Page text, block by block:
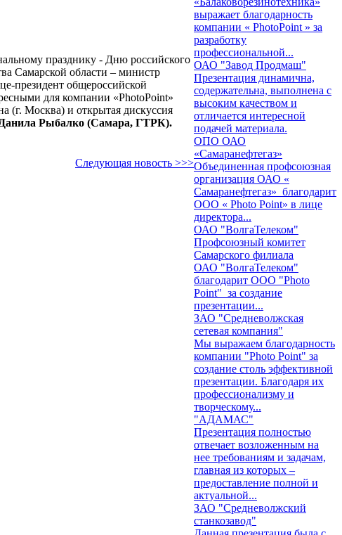
празднику - Дню российского
Самарской области – министр
президент общероссийской
для компании «PhotoPoint»
(г. Москва) и открытая дискуссия
Рыбалко (Самара, ГТРК).
Следующая новость >>>
выражает благодарность
компании « PhotoPoint » за
разработку
профессиональной...
ОАО "Завод Продмаш"
Презентация динамична,
содержательна, выполнена с
высоким качеством и
отличается интересной
подачей материала.
ОПО ОАО
«Самаранефтегаз»
Объединенная профсоюзная
организация ОАО «
Самаранефтегаз» благодарит
ООО « Photo Point» в лице
директора...
ОАО "ВолгаТелеком"
Профсоюзный комитет
Самарского филиала
ОАО "ВолгаТелеком"
благодарит ООО "Photo
Point" за создание
презентации...
ЗАО "Средневолжская
сетевая компания"
Мы выражаем благодарность
компании "Photo Point" за
создание столь эффективной
презентации. Благодаря их
профессионализму и
творческому...
"АДАМАС"
Презентация полностью
отвечает возложенным на
нее требованиям и задачам,
главная из которых –
предоставление полной и
актуальной...
ЗАО "Средневолжский
станкозавод"